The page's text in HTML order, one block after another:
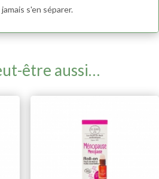
s'en séparer.
être aussi…